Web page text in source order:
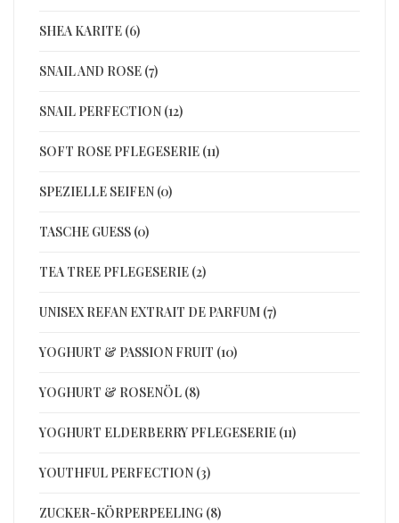
SHEA KARITE (6)
SNAIL AND ROSE (7)
SNAIL PERFECTION (12)
SOFT ROSE PFLEGESERIE (11)
SPEZIELLE SEIFEN (0)
TASCHE GUESS (0)
TEA TREE PFLEGESERIE (2)
UNISEX REFAN EXTRAIT DE PARFUM (7)
YOGHURT & PASSION FRUIT (10)
YOGHURT & ROSENÖL (8)
YOGHURT ELDERBERRY PFLEGESERIE (11)
YOUTHFUL PERFECTION (3)
ZUCKER-KÖRPERPEELING (8)